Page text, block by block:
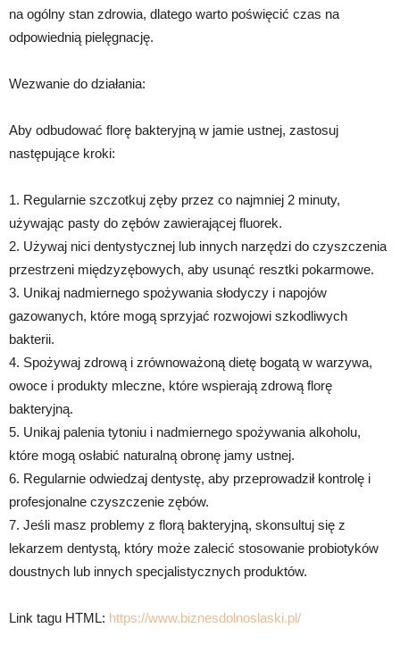
na ogólny stan zdrowia, dlatego warto poświęcić czas na
odpowiednią pielęgnację.
Wezwanie do działania:
Aby odbudować florę bakteryjną w jamie ustnej, zastosuj
następujące kroki:
1. Regularnie szczotkuj zęby przez co najmniej 2 minuty,
używając pasty do zębów zawierającej fluorek.
2. Używaj nici dentystycznej lub innych narzędzi do czyszczenia
przestrzeni międzyzębowych, aby usunąć resztki pokarmowe.
3. Unikaj nadmiernego spożywania słodyczy i napojów
gazowanych, które mogą sprzyjać rozwojowi szkodliwych
bakterii.
4. Spożywaj zdrową i zrównoważoną dietę bogatą w warzywa,
owoce i produkty mleczne, które wspierają zdrową florę
bakteryjną.
5. Unikaj palenia tytoniu i nadmiernego spożywania alkoholu,
które mogą osłabić naturalną obronę jamy ustnej.
6. Regularnie odwiedzaj dentystę, aby przeprowadził kontrolę i
profesjonalne czyszczenie zębów.
7. Jeśli masz problemy z florą bakteryjną, skonsultuj się z
lekarzem dentystą, który może zalecić stosowanie probiotyków
doustnych lub innych specjalistycznych produktów.
Link tagu HTML: https://www.biznesdolnoslaski.pl/